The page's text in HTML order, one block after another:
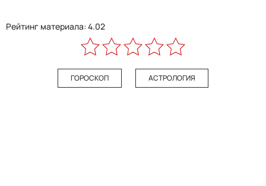
Рейтинг материала: 4.02
ГОРОСКОП АСТРОЛОГИЯ